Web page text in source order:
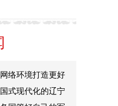
文化传承发展座
发强烈反响
字经济发展高层
格里拉对话会上
释放了哪些信
络环境打造更好
式现代化的辽宁
国管好自己的军